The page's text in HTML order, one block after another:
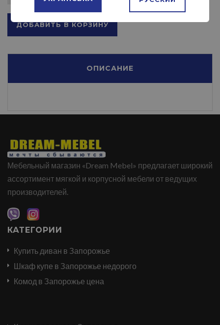
ДОБАВИТЬ В КОРЗИНУ
ОПИСАНИЕ
Мебельный магазин «Dream Mebel» предлагает широкий
ассортимент мягкой и корпусной мебели от ведущих
производителей.
КАТЕГОРИИ
Купить диван в Запорожье
Шкаф купе в Запорожье недорого
Комод в Запорожье цена